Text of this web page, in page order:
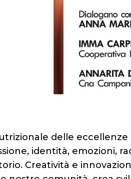
delle
identità, emozioni,
Creatività e